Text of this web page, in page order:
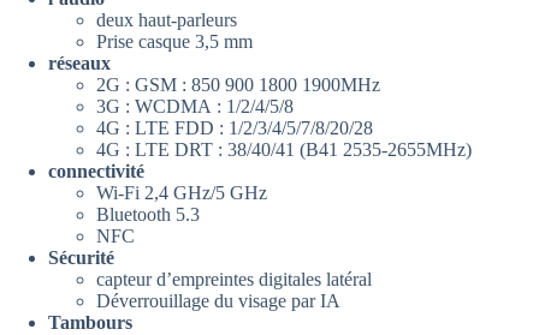
deux haut-parleurs
Prise casque 3,5 mm
réseaux
2G : GSM : 850 900 1800 1900MHz
3G : WCDMA : 1/2/4/5/8
4G : LTE FDD : 1/2/3/4/5/7/8/20/28
4G : LTE DRT : 38/40/41 (B41 2535-2655MHz)
connectivité
Wi-Fi 2,4 GHz/5 GHz
Bluetooth 5.3
NFC
Sécurité
capteur d’empreintes digitales latéral
Déverrouillage du visage par IA
Tambours